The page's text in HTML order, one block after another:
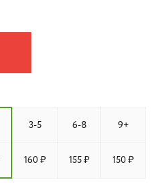
3-5 6-8 9+
160 ₽ 155 ₽ 150 ₽